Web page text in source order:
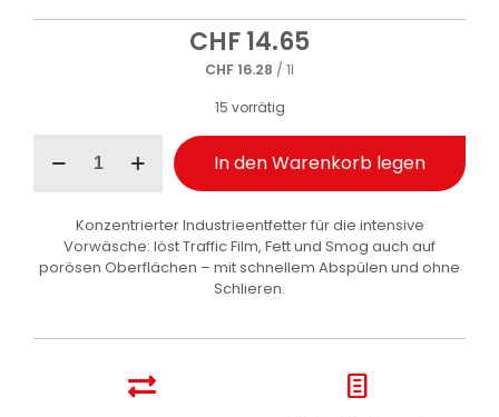
CHF14.65
CHF16.28 / 1l
15 vorrätig
Fra
Vorreiniger
Auto
900
In den Warenkorb legen
Konzentrierter Industrieentfetter für die intensive
Vorwäsche: löst Traffic Film, Fett und Smog auch auf
porösen Oberflächen – mit schnellem Abspülen und ohne
Schlieren.